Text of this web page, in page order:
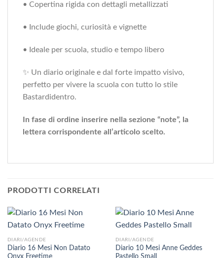
• Copertina rigida con dettagli metallizzati
• Include giochi, curiosità e vignette
• Ideale per scuola, studio e tempo libero
✨ Un diario originale e dal forte impatto visivo,
perfetto per vivere la scuola con tutto lo stile
Bastardidentro.
In fase di ordine inserire nella sezione “note”, la
lettera corrispondente all’articolo scelto.
PRODOTTI CORRELATI
DIARI/AGENDE
Diario 16 Mesi Non Datato
Onyx Freetime
DIARI/AGENDE
Diario 10 Mesi Anne Geddes
Pastello Small